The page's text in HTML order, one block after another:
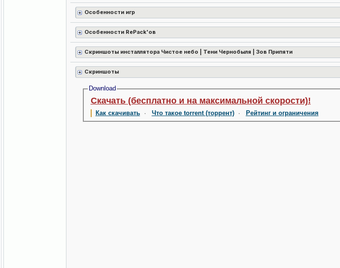
Особенности игр
Особенности RePack'ов
Скриншоты инсталлятора Чистое небо | Тени Чернобыля | Зов Припяти
Скриншоты
Download
Скачать (бесплатно и на максимальной скорости)!
Как скачивать· Что такое torrent (торрент)· Рейтинг и ограничения